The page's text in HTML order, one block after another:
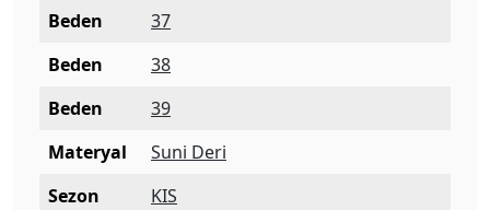
Beden
37
Beden
38
Beden
39
Materyal
Suni Deri
Sezon
KIS